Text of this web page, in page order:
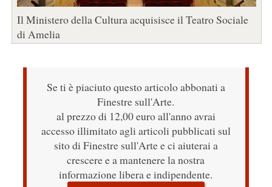
Il Ministero della Cultura acquisisce il Teatro Sociale
di Amelia
Se ti è piaciuto questo articolo abbonati a
Finestre sull'Arte.
al prezzo di 12,00 euro all'anno avrai
accesso illimitato agli articoli pubblicati sul
sito di Finestre sull'Arte e ci aiuterai a
crescere e a mantenere la nostra
informazione libera e indipendente.